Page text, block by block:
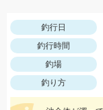
釣行日
釣行時間
釣場
釣り方